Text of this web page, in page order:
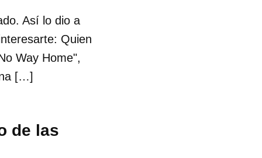
Así lo dio a
Quien
Way Home",
[…]
de las